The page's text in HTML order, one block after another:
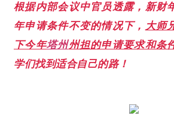
根据内部会议中官员透露， 新财
年申请条件不变的情况下， 大师
下今年塔州州担的申请要求和条
学们找到适合自己的路！